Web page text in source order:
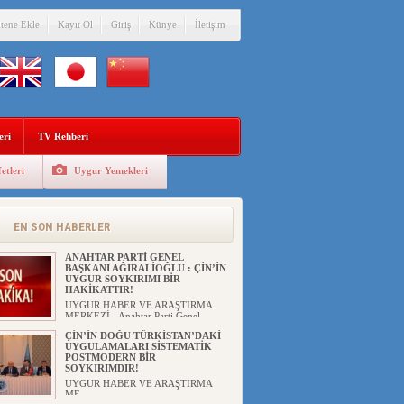
Ekle Kayıt Ol Giriş Künye İletişim
TV Rehberi
Uygur Yemekleri
EN SON HABERLER
ANAHTAR PARTİ GENEL
BAŞKANI AĞIRALİOĞLU : ÇİN’İN
UYGUR SOYKIRIMI BİR
HAKİKATTIR!
UYGUR HABER VE ARAŞTIRMA
MERKEZİ Anahtar Parti Genel
ÇİN’İN DOĞU TÜRKİSTAN’DAKİ
UYGULAMALARI SİSTEMATİK
POSTMODERN BİR
SOYKIRIMDIR!
UYGUR HABER VE ARAŞTIRMA
ME...